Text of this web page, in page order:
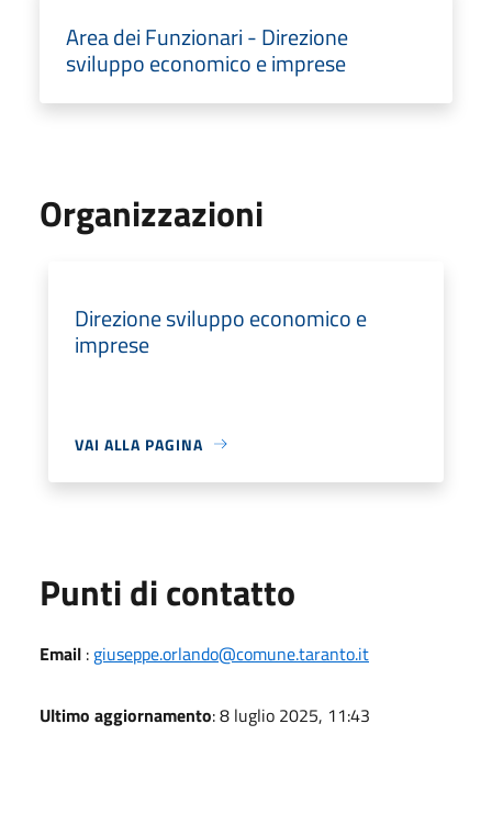
Area dei Funzionari - Direzione
sviluppo economico e imprese
Organizzazioni
Direzione sviluppo economico e
imprese
VAI ALLA PAGINA
Punti di contatto
Email : giuseppe.orlando@comune.taranto.it
Ultimo aggiornamento: 8 luglio 2025, 11:43